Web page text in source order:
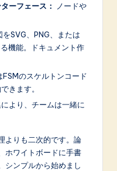
ーフェース：
ノードや
をSVG、PNG、または
機能。ドキュメント作
のスケルトンコード
きます。
より、チームは一緒に
よりも二次的です。論
ホワイトボードに手書
シンプルから始めまし